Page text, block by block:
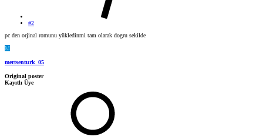
#2
pc den orjinal romunu yükledinmi tam olarak dogru sekilde
M
mertsenturk_05
Original poster
Kayıtlı Üye